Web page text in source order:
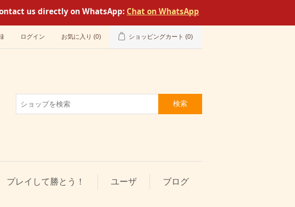
us directly on WhatsApp: Chat on WhatsApp
ログイン お気に入り (0) ショッピングカート (0)
検索
プレイして勝とう！ ユーザ
ブログ